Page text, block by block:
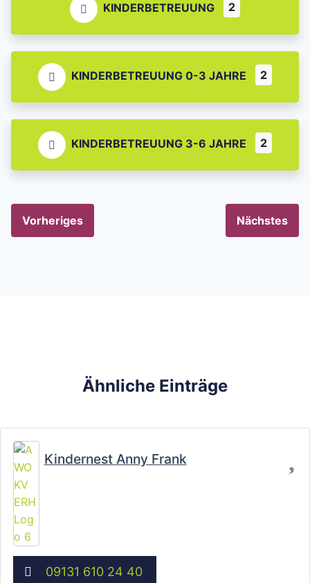
KINDERBETREUUNG 2
KINDERBETREUUNG 0-3 JAHRE 2
KINDERBETREUUNG 3-6 JAHRE 2
Vorheriges Nächstes
Ähnliche Einträge
Kindernest Anny Frank
09131 610 24 40